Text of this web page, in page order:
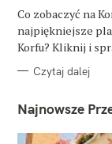
O
R
I
Co zobaczyć na
najpiękniejsze
Korfu? Kliknij i
Czytaj dalej
Najnowsze